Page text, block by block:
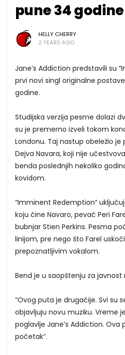
pune 34 godine
HELLY CHERRY
2 YEARS AGO
Jane’s Addiction predstavili su
prvi novi singl originalne
godine.
Studijska verzija pesme dolazi
su je premerno izveli tokom
Londonu. Taj nastup obeležio
Dejva Navara, koji nije
benda poslednjih nekoliko
kovidom.
“Imminent Redemption”
koju čine Navaro, pevač Peri
bubnjar Stien Perkins. Pesma
linijom, pre nego što Farel
prepoznatljivim vokalom.
Bend je u saopštenju za javnost
“Ovog puta je drugačije. Svi su
objavljuju novu muziku. Vreme
poglavlje Jane’s Addiction. Ova
početak”.